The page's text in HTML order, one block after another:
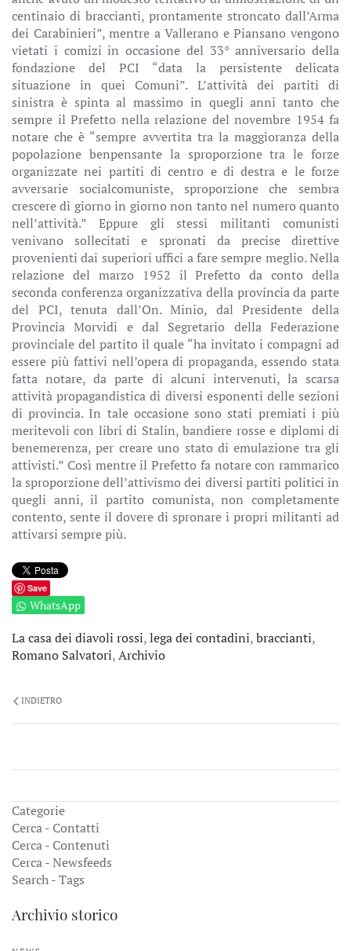
centinaio di braccianti, prontamente stroncato dall’Arma
dei Carabinieri”, mentre a Vallerano e Piansano vengono
vietati i comizi in occasione del 33° anniversario della
fondazione del PCI “data la persistente delicata
situazione in quei Comuni”. L’attività dei partiti di
sinistra è spinta al massimo in quegli anni tanto che
sempre il Prefetto nella relazione del novembre 1954 fa
notare che è “sempre avvertita tra la maggioranza della
popolazione benpensante la sproporzione tra le forze
organizzate nei partiti di centro e di destra e le forze
avversarie socialcomuniste, sproporzione che sembra
crescere di giorno in giorno non tanto nel numero quanto
nell’attività.” Eppure gli stessi militanti comunisti
venivano sollecitati e spronati da precise direttive
provenienti dai superiori uffici a fare sempre meglio. Nella
relazione del marzo 1952 il Prefetto da conto della
seconda conferenza organizzativa della provincia da parte
del PCI, tenuta dall’On. Minio, dal Presidente della
Provincia Morvidi e dal Segretario della Federazione
provinciale del partito il quale “ha invitato i compagni ad
essere più fattivi nell’opera di propaganda, essendo stata
fatta notare, da parte di alcuni intervenuti, la scarsa
attività propagandistica di diversi esponenti delle sezioni
di provincia. In tale occasione sono stati premiati i più
meritevoli con libri di Stalin, bandiere rosse e diplomi di
benemerenza, per creare uno stato di emulazione tra gli
attivisti.” Così mentre il Prefetto fa notare con rammarico
la sproporzione dell’attivismo dei diversi partiti politici in
quegli anni, il partito comunista, non completamente
contento, sente il dovere di spronare i propri militanti ad
attivarsi sempre più.
Save
WhatsApp
La casa dei diavoli rossi,lega dei contadini,braccianti,
Romano Salvatori,Archivio
INDIETRO
Categorie
Cerca - Contatti
Cerca - Contenuti
Cerca - Newsfeeds
Search - Tags
Archivio storico